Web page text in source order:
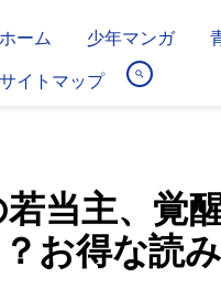
ホーム 少年マンガ
サイトマップ
若当主、
お得な読